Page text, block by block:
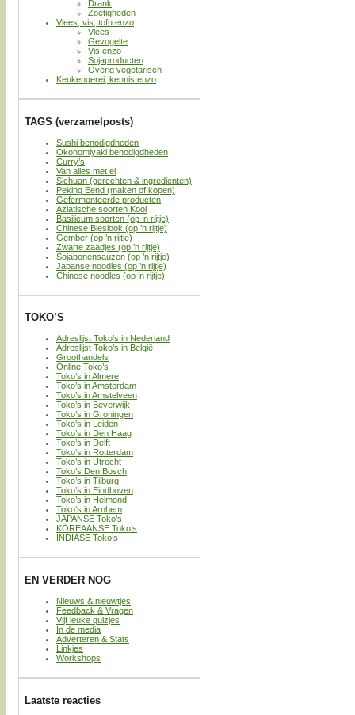
Drank
Zoetigheden
Vlees, vis, tofu enzo
Vlees
Gevogelte
Vis enzo
Sojaproducten
Overig vegetarisch
Keukengerei, kennis enzo
TAGS (verzamelposts)
Sushi benodigdheden
Okonomiyaki benodigdheden
Curry’s
Van alles met ei
Sichuan (gerechten & ingredienten)
Peking Eend (maken of kopen)
Gefermenteerde producten
Aziatische soorten Kool
Basilicum soorten (op ’n rijtje)
Chinese Bieslook (op ’n rijtje)
Gember (op ’n rijtje)
Zwarte zaadjes (op ’n rijtje)
Sojabonensauzen (op ’n rijtje)
Japanse noodles (op ’n rijtje)
Chinese noodles (op ’n rijtje)
TOKO’S
Adreslijst Toko’s in Nederland
Adreslijst Toko’s in België
Groothandels
Online Toko’s
Toko’s in Almere
Toko’s in Amsterdam
Toko’s in Amstelveen
Toko’s in Beverwijk
Toko’s in Groningen
Toko’s in Leiden
Toko’s in Den Haag
Toko’s in Delft
Toko’s in Rotterdam
Toko’s in Utrecht
Toko’s Den Bosch
Toko’s in Tilburg
Toko’s in Eindhoven
Toko’s in Helmond
Toko’s in Arnhem
JAPANSE Toko’s
KOREAANSE Toko’s
INDIASE Toko’s
EN VERDER NOG
Nieuws & nieuwtjes
Feedback & Vragen
Vijf leuke quizjes
In de media
Adverteren & Stats
Linkjes
Workshops
Laatste reacties